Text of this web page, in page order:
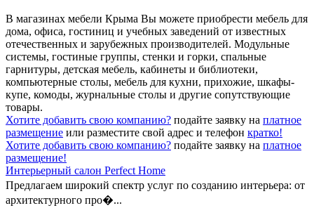
В магазинах мебели Крыма Вы можете приобрести мебель для
дома, офиса, гостиниц и учебных заведений от известных
отечественных и зарубежных производителей. Модульные
системы, гостиные группы, стенки и горки, спальные
гарнитуры, детская мебель, кабинеты и библиотеки,
компьютерные столы, мебель для кухни, прихожие, шкафы-
купе, комоды, журнальные столы и другие сопутствующие
товары.
Хотите добавить свою компанию? подайте заявку на платное
размещение или разместите свой адрес и телефон кратко!
Хотите добавить свою компанию? подайте заявку на платное
размещение!
Интерьерный салон Perfect Home
Предлагаем широкий спектр услуг по созданию интерьера: от
архитектурного про�...